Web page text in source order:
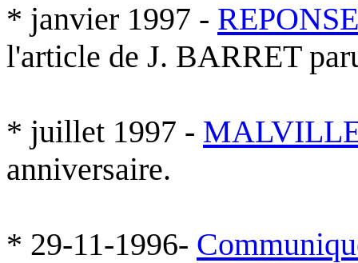
* janvier 1997 - REPONSE
l'article de J. BARRET
* juillet 1997 -
anniversaire.
* 29-11-1996-